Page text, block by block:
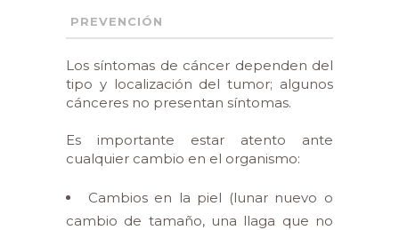
PREVENCIÓN
Los síntomas de cáncer dependen del
tipo y localización del tumor; algunos
cánceres no presentan síntomas.
Es importante estar atento ante
cualquier cambio en el organismo:
Cambios en la piel (lunar nuevo o
cambio de tamaño, una llaga que no